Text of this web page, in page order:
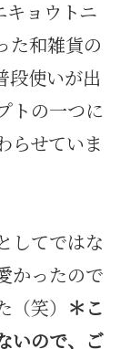
キョウトニ
た和雑貨の
段使いが出
トの一つに
らせていま
してではな
かったので
笑）
＊こ
いので、ご